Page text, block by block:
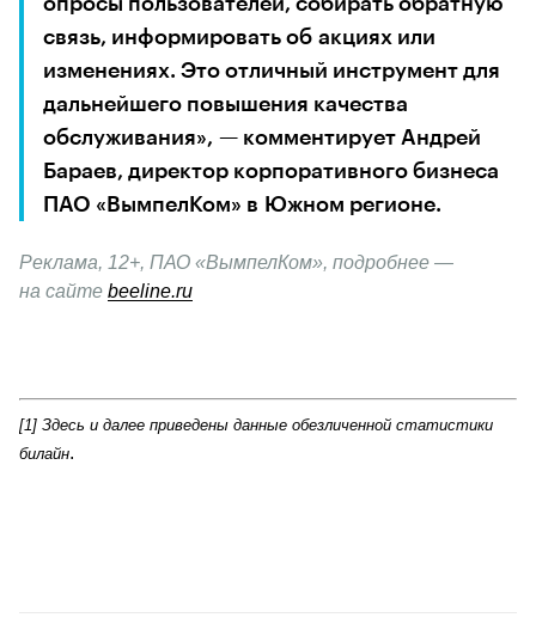
связь, информировать об акциях или
изменениях. Это отличный инструмент для
дальнейшего повышения качества
обслуживания», — комментирует Андрей
Бараев, директор корпоративного бизнеса
ПАО «ВымпелКом» в Южном регионе.
Реклама, 12+, ПАО «ВымпелКом», подробнее —
на сайте beeline.ru
[1] Здесь и далее приведены данные обезличенной статистики
билайн.